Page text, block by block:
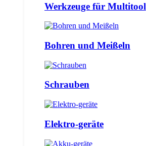
Werkzeuge für Multitool
Bohren und Meißeln
Schrauben
Elektro-geräte